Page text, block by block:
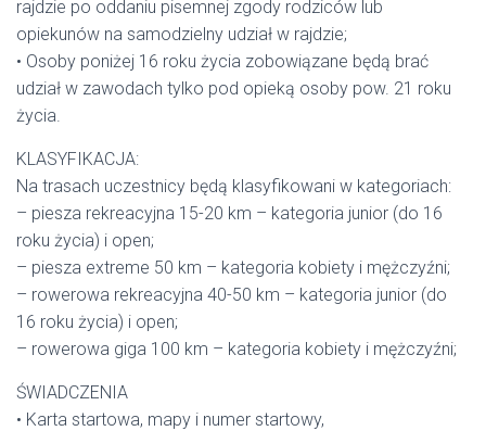
rajdzie po oddaniu pisemnej zgody rodziców lub
opiekunów na samodzielny udział w rajdzie;
• Osoby poniżej 16 roku życia zobowiązane będą brać
udział w zawodach tylko pod opieką osoby pow. 21 roku
życia.
KLASYFIKACJA:
Na trasach uczestnicy będą klasyfikowani w kategoriach:
– piesza rekreacyjna 15-20 km – kategoria junior (do 16
roku życia) i open;
– piesza extreme 50 km – kategoria kobiety i mężczyźni;
– rowerowa rekreacyjna 40-50 km – kategoria junior (do
16 roku życia) i open;
– rowerowa giga 100 km – kategoria kobiety i mężczyźni;
ŚWIADCZENIA
• Karta startowa, mapy i numer startowy,